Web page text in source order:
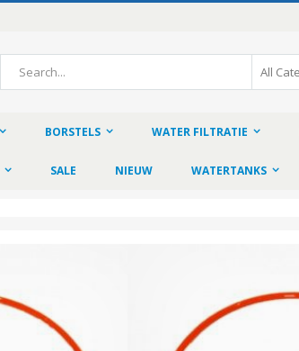
Search
BORSTELS WATER FILTRATIE
SALE NIEUW WATERTANKS